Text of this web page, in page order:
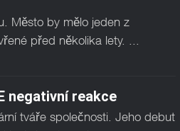
Město by mělo jeden z
před několika lety. ...
negativní reakce
tváře společnosti. Jeho debut